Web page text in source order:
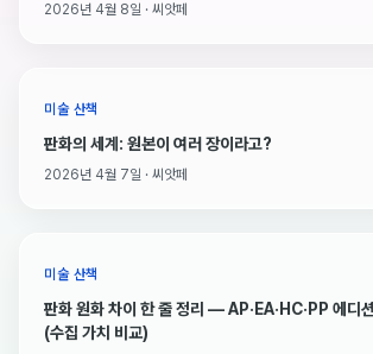
2026년 4월 8일 · 씨앗페
미술 산책
판화의 세계: 원본이 여러 장이라고?
2026년 4월 7일 · 씨앗페
미술 산책
판화 원화 차이 한 줄 정리 — AP·EA·HC·PP 에디
(수집 가치 비교)